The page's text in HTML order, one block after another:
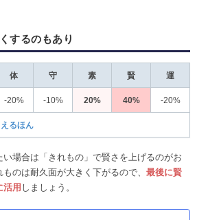
するのもあり
体 守 素 賢 運
-20% -10% 20% 40% -20%
るほん
場合は「きれもの」で賢さを上げるのがお
のは耐久面が大きく下がるので、 最後に賢
活用 しましょう。